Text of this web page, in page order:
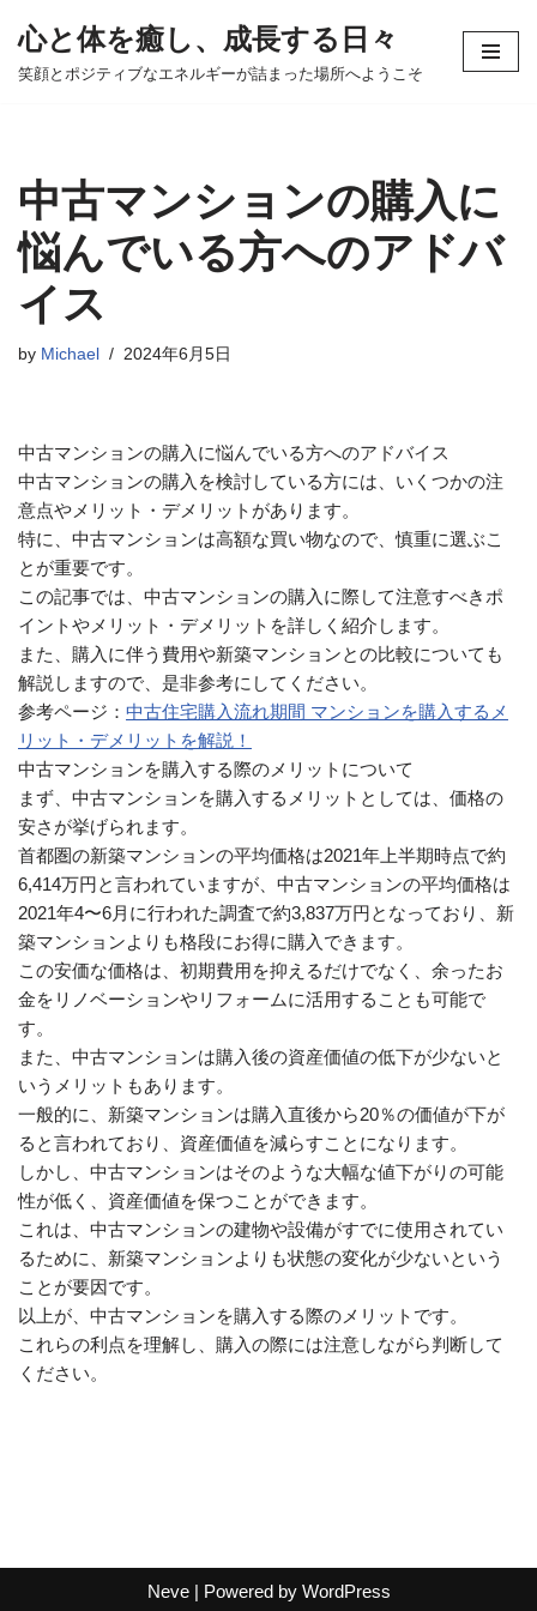
コ
へ
ス
キ
ッ
心と体を癒し、成長する日々
笑顔とポジティブなエネルギーが詰まった場所へようこそ
中古マンションの購入に
悩んでいる方へのアドバ
イス
by Michael 2024年6月5日
中古マンションの購入に悩んでいる方へのアドバイス
中古マンションの購入を検討している方には、いくつかの注
意点やメリット・デメリットがあります。
特に、中古マンションは高額な買い物なので、慎重に選ぶこ
とが重要です。
この記事では、中古マンションの購入に際して注意すべきポ
イントやメリット・デメリットを詳しく紹介します。
また、購入に伴う費用や新築マンションとの比較についても
解説しますので、是非参考にしてください。
参考ページ： 中古住宅購入流れ期間 マンションを購入するメ
リット・デメリットを解説！
中古マンションを購入する際のメリットについて
まず、中古マンションを購入するメリットとしては、価格の
安さが挙げられます。
首都圏の新築マンションの平均価格は2021年上半期時点で約
6,414万円と言われていますが、中古マンションの平均価格は
2021年4〜6月に行われた調査で約3,837万円となっており、新
築マンションよりも格段にお得に購入できます。
この安価な価格は、初期費用を抑えるだけでなく、余ったお
金をリノベーションやリフォームに活用することも可能で
す。
また、中古マンションは購入後の資産価値の低下が少ないと
いうメリットもあります。
一般的に、新築マンションは購入直後から20％の価値が下が
ると言われており、資産価値を減らすことになります。
しかし、中古マンションはそのような大幅な値下がりの可能
性が低く、資産価値を保つことができます。
これは、中古マンションの建物や設備がすでに使用されてい
るために、新築マンションよりも状態の変化が少ないという
ことが要因です。
以上が、中古マンションを購入する際のメリットです。
これらの利点を理解し、購入の際には注意しながら判断して
ください。
Neve| Powered by WordPress